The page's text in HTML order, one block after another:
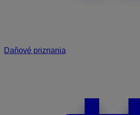
Daňové priznania